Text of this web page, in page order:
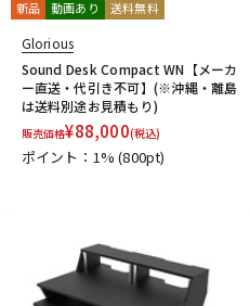
新品 動画あり 送料無料
Glorious
Sound Desk Compact WN【メーカ
ー直送・代引き不可】(※沖縄・離島
は送料別途お見積もり)
販売価格¥88,000(税込)
ポイント：1%(800pt)